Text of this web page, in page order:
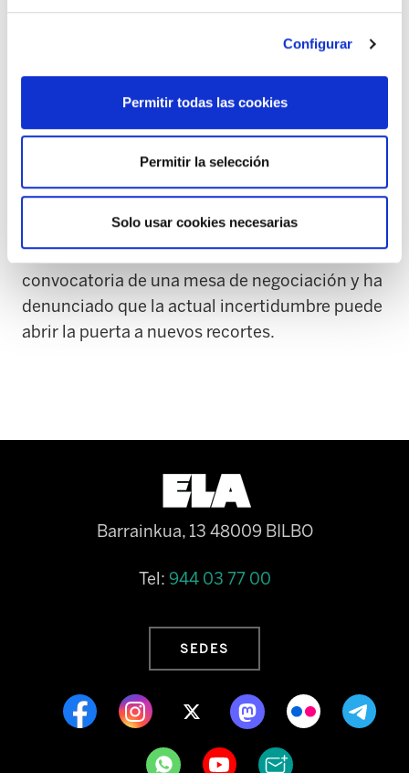
Configurar
Permitir todas las cookies
Permitir la selección
Solo usar cookies necesarias
ELA advierte de que el Departamento de
Educación podría reducir en los próximos años
el perfil del alumnado que puede acceder a
este apoyo especializado, lo que supondría un
del personal como de los recursos educativos
destinados al alumnado más vulnerable. Ante
esta situación, ELA ha solicitado la
convocatoria de una mesa de negociación y ha
denunciado que la actual incertidumbre puede
abrir la puerta a nuevos recortes.
Barrainkua, 13 48009 BILBO
Tel: 944 03 77 00
SEDES